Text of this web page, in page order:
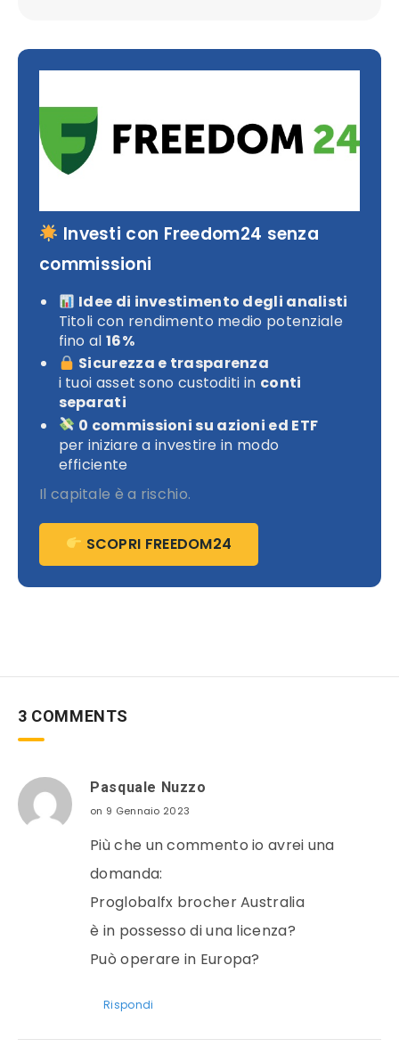
Investi con Freedom24 senza
commissioni
Idee di investimento degli analisti
Titoli con rendimento medio potenziale
fino al 16%
Sicurezza e trasparenza
i tuoi asset sono custoditi in conti
separati
0 commissioni su azioni ed ETF
per iniziare a investire in modo
efficiente
Il capitale è a rischio.
SCOPRI FREEDOM24
3 COMMENTS
Pasquale Nuzzo
on 9 Gennaio 2023
Più che un commento io avrei una
domanda:
Proglobalfx brocher Australia
è in possesso di una licenza?
Può operare in Europa?
Rispondi